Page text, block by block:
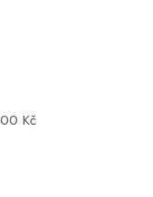
Kč